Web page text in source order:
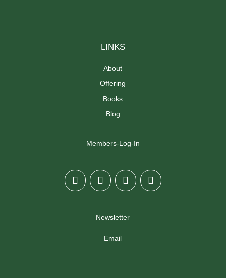
LINKS
About
Offering
Books
Blog
Members-Log-In
Newsletter
Email